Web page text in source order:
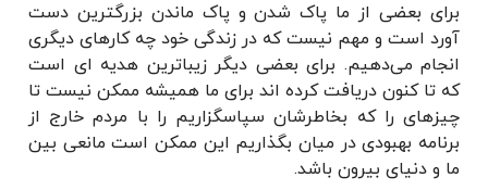
برای بعضی از ما پاک شدن و پاک ماندن بزرگترین دست
آورد است و مهم نیست که در زندگی خود چه کارهای دیگری
انجام می‌دهیم. برای بعضی دیگر زیباترین هدیه ای است
که تا کنون دریافت کرده اند برای ما همیشه ممکن نیست تا
چیزهای را که بخاطرشان سپاسگزاریم را با مردم خارج از
برنامه بهبودی در میان بگذاریم این ممکن است مانعی بین
ما و دنیای بیرون باشد.